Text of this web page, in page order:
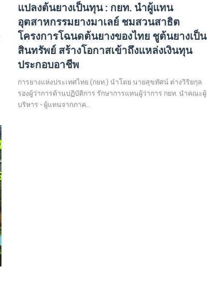
แปลงต้นยางเป็นทุน : กยท. นำผู้แทน
อุตสาหกรรมยางมาเลย์ ชมสวนสาธิต
โครงการโฉนดต้นยางของไทย ชูต้นยางเป็น
สินทรัพย์ สร้างโอกาสเข้าถึงแหล่งเงินทุน
ประกอบอาชีพ
การยางแห่งประเทศไทย (กยท.) นำโดย นายสุขทัศน์ ต่างวิริยกุล
รองผู้ว่าการด้านปฏิบัติการ รักษาการแทนผู้ว่าการ กยท. นำคณะผู้
บริหาร - ผู้แทนจากภาค...